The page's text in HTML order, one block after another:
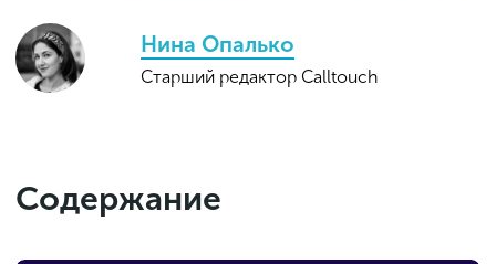
Нина Опалько
Старший редактор Calltouch
Содержание